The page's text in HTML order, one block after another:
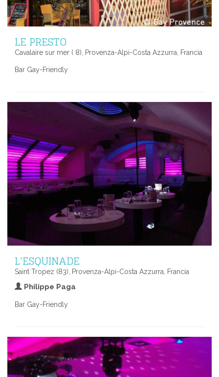
LE PRESTO
Cavalaire sur mer ( 8), Provenza-Alpi-Costa Azzurra, Francia
Bar Gay-Friendly
L'ESQUINADE
Saint Tropez (83), Provenza-Alpi-Costa Azzurra, Francia
Philippe Paga
Bar Gay-Friendly